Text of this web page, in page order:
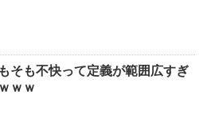
そも不快って定義が範囲広すぎ
ｗｗ